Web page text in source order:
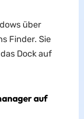
über
Finder. Sie
Dock auf
auf